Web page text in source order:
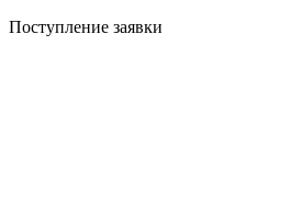
Поступление заявки